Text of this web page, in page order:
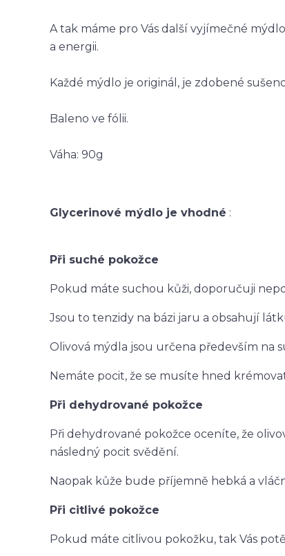
A tak máme pro Vás další vyjímečné
a energii.
Každé mýdlo je originál, je zdobené
Baleno ve fólii.
Váha: 90g
Glycerinové mýdlo je vhodné :
Při suché pokožce
Pokud máte suchou kůži, doporučuji
Jsou to tenzidy na bázi jaru a obsahují
Olivová mýdla jsou určena především na
Nemáte pocit, že se musíte hned
Při dehydrované pokožce
Při dehydrované pokožce oceníte, že
následný pocit svědění.
Naopak kůže bude příjemně hebká a
Při citlivé pokožce
Pokud máte citlivou pokožku, tak Vás